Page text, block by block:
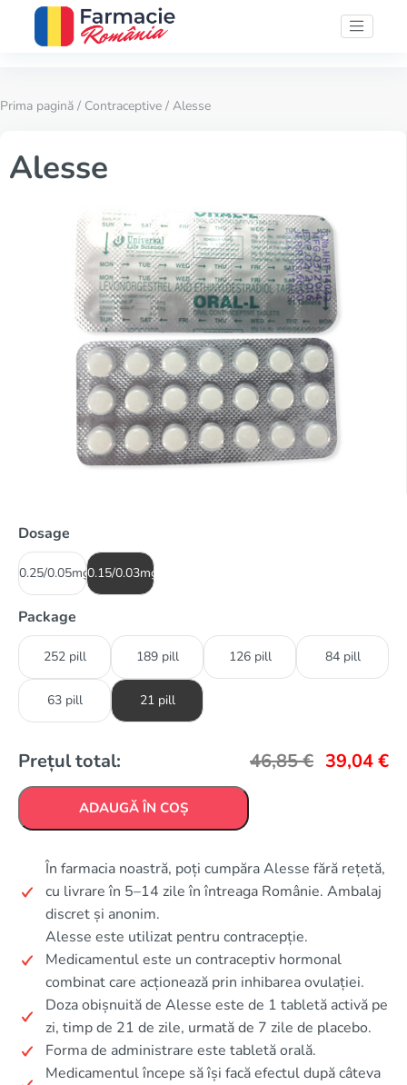
Prima pagină / Contraceptive / Alesse
Alesse
Dosage
0.25/0.05mg0.15/0.03mg
Package
252 pill 189 pill 126 pill 84 pill
63 pill 21 pill
Prețul total: 46,85€ 39,04€
ADAUGĂ ÎN COȘ
În farmacia noastră, poți cumpăra Alesse fără rețetă,
cu livrare în 5–14 zile în întreaga Românie. Ambalaj
discret și anonim.
Alesse este utilizat pentru contracepție.
Medicamentul este un contraceptiv hormonal
combinat care acționează prin inhibarea ovulației.
Doza obișnuită de Alesse este de 1 tabletă activă pe
zi, timp de 21 de zile, urmată de 7 zile de placebo.
Forma de administrare este tabletă orală.
Medicamentul începe să își facă efectul după câteva